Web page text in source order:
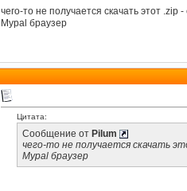
чего-то не получается скачать этот .zip
Mypal браузер
Цитата:
Сообщение от Pilum
чего-то не получается скачать
Mypal браузер